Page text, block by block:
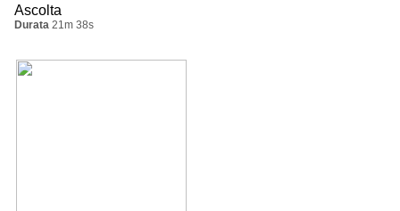
Ascolta
Durata 21m 38s